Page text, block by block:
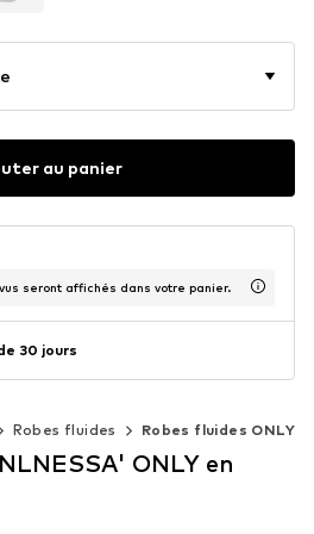
au panier
seront affichés dans votre panier.
30 jours
Robes fluides Robes fluides ONLY
ONLY en